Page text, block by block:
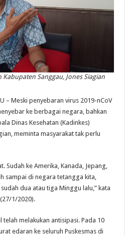
Sanggau, Jones Siagian
– Meski penyebaran virus 2019-nCoV
ke berbagai negara, bahkan
Dinas Kesehatan (Kadinkes)
meminta masyarakat tak perlu
Sudah ke Amerika, Kanada, Jepang,
sampai di negara tetangga kita,
dua atau tiga Minggu lalu,” kata
1/2020).
telah melakukan antisipasi. Pada 10
edaran ke seluruh Puskesmas di